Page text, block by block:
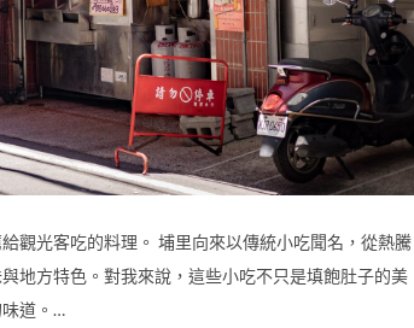
觀光客吃的料理。 埔里向來以傳統小吃聞名，從熱騰
地方特色。對我來說，這些小吃不只是填飽肚子的美
味道。…